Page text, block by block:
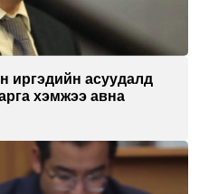
иргэдийн асуудалд
хэмжээ авна